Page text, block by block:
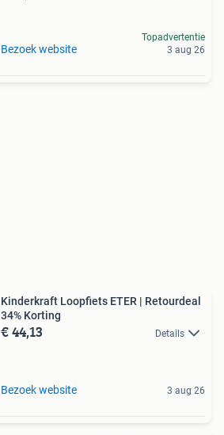
Bezoek website
Topadvertentie
3 aug 26
Kinderkraft Loopfiets ETER | Retourdeal
34% Korting
€ 44,13 Details
Bezoek website 3 aug 26